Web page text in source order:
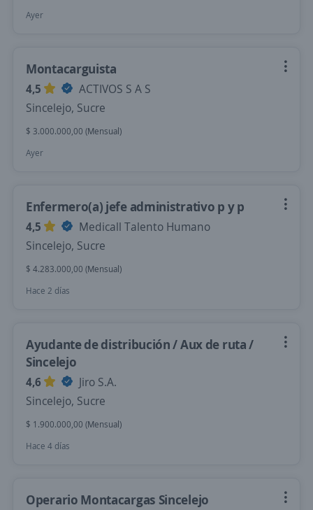
Ayer
Montacarguista
4,5
ACTIVOS S A S
Sincelejo, Sucre
$ 3.000.000,00 (Mensual)
Ayer
Enfermero(a) jefe administrativo p y p
4,5
Medicall Talento Humano
Sincelejo, Sucre
$ 4.283.000,00 (Mensual)
Hace 2 días
Ayudante de distribución / Aux de ruta /
Sincelejo
4,6
Jiro S.A.
Sincelejo, Sucre
$ 1.900.000,00 (Mensual)
Hace 4 días
Operario Montacargas Sincelejo